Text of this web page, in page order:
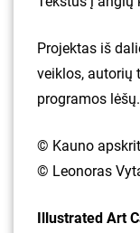
Projektas iš
veiklos, autorių
programos lėšų.
© Kauno
© Leonoras
Illustrated Art